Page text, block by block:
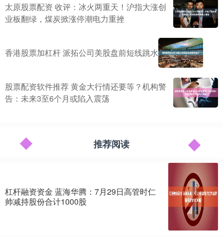
太原股票配资 收评：冰火两重天！沪指大涨创
业板翻绿，煤炭掀涨停潮电力重挫
香港股票加杠杆 派拓公司美股盘前短线跳水
股票配资软件推荐 黄金大行情还要等？机构警
告：未来3至6个月或陷入震荡
推荐阅读
杠杆融资资金 蓝海华腾：7月29日高管时仁
帅减持股份合计1000股